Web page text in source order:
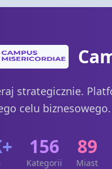
strategicznie.
celu biznesowego.
156
Kategorii
89
Miast